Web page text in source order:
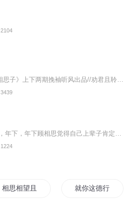
2104
3439
1224
相思相望且相亲 就你这德行你好